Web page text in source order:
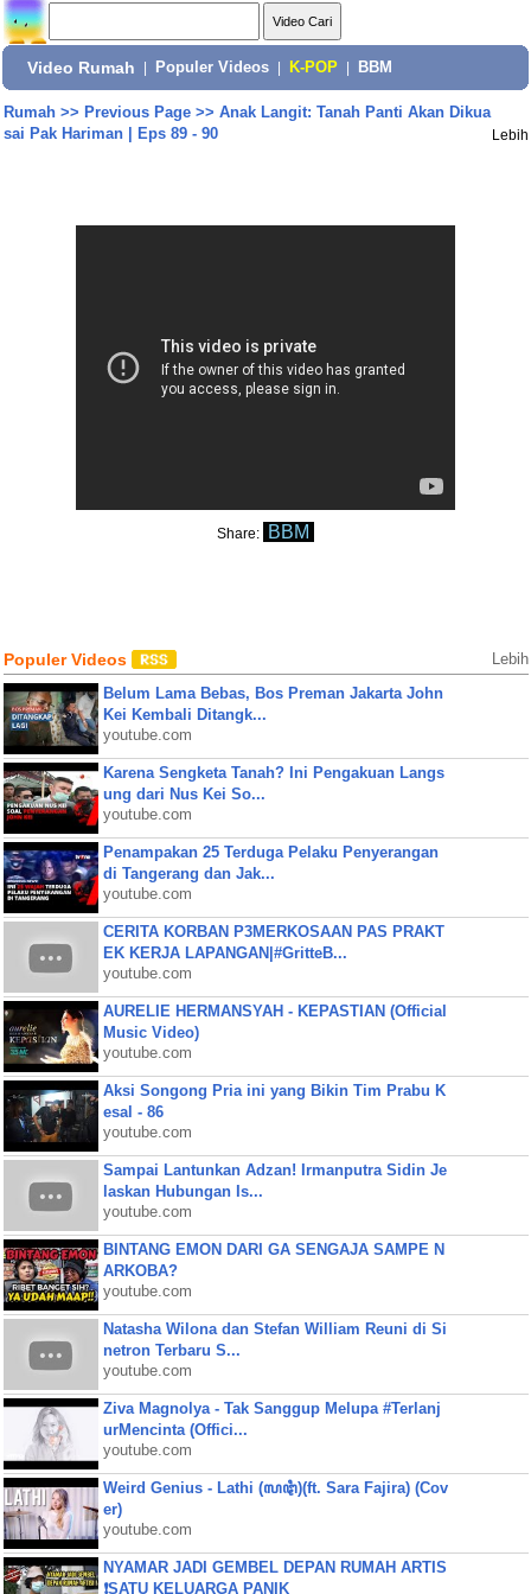
Video Rumah Populer Videos K-POP BBM
Rumah>> Previous Page>> Anak Langit: Tanah Panti Akan Dikua
sai Pak Hariman | Eps 89 - 90
Lebih
Share: BBM
Populer Videos Lebih
Belum Lama Bebas, Bos Preman Jakarta John
Kei Kembali Ditangk...
youtube.com
Karena Sengketa Tanah? Ini Pengakuan Langs
ung dari Nus Kei So...
youtube.com
Penampakan 25 Terduga Pelaku Penyerangan
di Tangerang dan Jak...
youtube.com
CERITA KORBAN P3MERKOSAAN PAS PRAKT
EK KERJA LAPANGAN|#GritteB...
youtube.com
AURELIE HERMANSYAH - KEPASTIAN (Official
Music Video)
youtube.com
Aksi Songong Pria ini yang Bikin Tim Prabu K
esal - 86
youtube.com
Sampai Lantunkan Adzan! Irmanputra Sidin Je
laskan Hubungan Is...
youtube.com
BINTANG EMON DARI GA SENGAJA SAMPE N
ARKOBA?
youtube.com
Natasha Wilona dan Stefan William Reuni di Si
netron Terbaru S...
youtube.com
Ziva Magnolya - Tak Sanggup Melupa #Terlanj
urMencinta (Offici...
youtube.com
Weird Genius - Lathi (ꦭꦛꦶ)(ft. Sara Fajira) (Cov
er)
youtube.com
NYAMAR JADI GEMBEL DEPAN RUMAH ARTIS
❗SATU KELUARGA PANIK